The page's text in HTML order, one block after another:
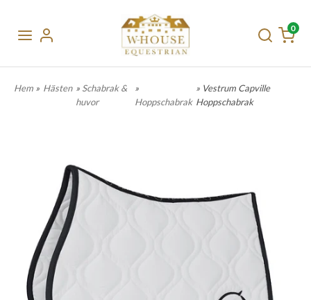
0
Hem » Hästen » Schabrak &
huvor
»
Hoppschabrak
» Vestrum Capville
Hoppschabrak